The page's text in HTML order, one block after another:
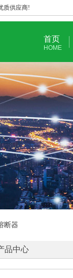
质供应商!
首页
HOME
断器
品中心